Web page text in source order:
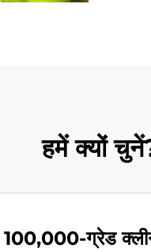
हमें क्यों
100,000-ग्रेड